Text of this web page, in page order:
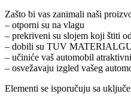
Zašto bi vas zanimali naši
– otporni su na vlagu
– prekriveni su slojem koji štiti
– dobili su TUV
– učiniće vaš automobil
– osvežavaju izgled vašeg
Elementi se isporučuju sa